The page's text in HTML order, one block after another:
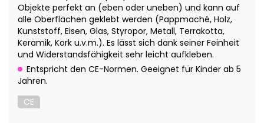
Objekte perfekt an (eben oder uneben) und kann auf
alle Oberflächen geklebt werden (Pappmaché, Holz,
Kunststoff, Eisen, Glas, Styropor, Metall, Terrakotta,
Keramik, Kork u.v.m.). Es lässt sich dank seiner Feinheit
und Widerstandsfähigkeit sehr leicht aufkleben.
Entspricht den CE-Normen. Geeignet für Kinder ab 5
Jahren.
CE